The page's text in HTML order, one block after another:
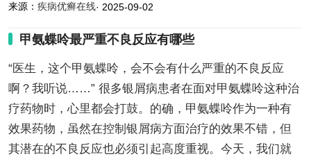
来源： 疾病优癣在线· 2025-09-02
甲氨蝶呤最严重不良反应有哪些
“医生，这个甲氨蝶呤，会不会有什么严重的不良反应
啊？我听说……” 很多银屑病患者在面对甲氨蝶呤这种治
疗药物时，心里都会打鼓。的确，甲氨蝶呤作为一种有
效果药物，虽然在控制银屑病方面治疗的效果不错，但
其潜在的不良反应也必须引起高度重视。今天，我们就